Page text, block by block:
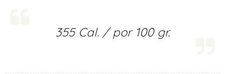
355 Cal. / por 100 gr.